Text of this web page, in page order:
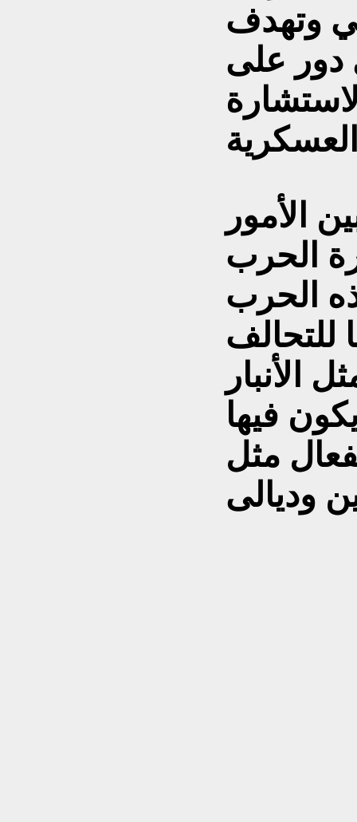
وتهدف
دور على
الأمور
الحرب
الحرب
للتحالف
الأنبار
فيها
مثل